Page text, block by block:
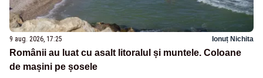
9 aug. 2026, 17:25 Ionuț Nichita
Românii au luat cu asalt litoralul și muntele. Coloane
de mașini pe șosele